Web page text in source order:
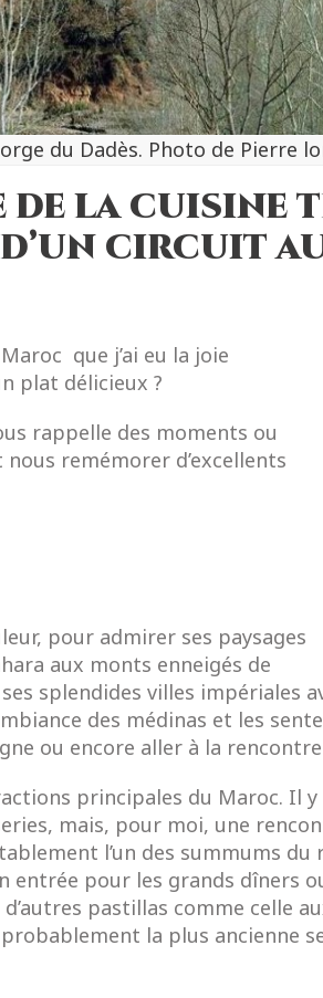
du Dadès. Photo de Pierre
de la
circuit
que j’ai eu la joie
plat délicieux ?
rappelle des moments ou
remémorer d’excellents
pour admirer ses paysages
aux monts enneigés de
splendides villes impériales
des médinas et les
ou encore aller à la
principales du Maroc. Il
mais, pour moi, une
l’un des summums
entrée pour les grands dîners
pastillas comme celle
la plus ancienne